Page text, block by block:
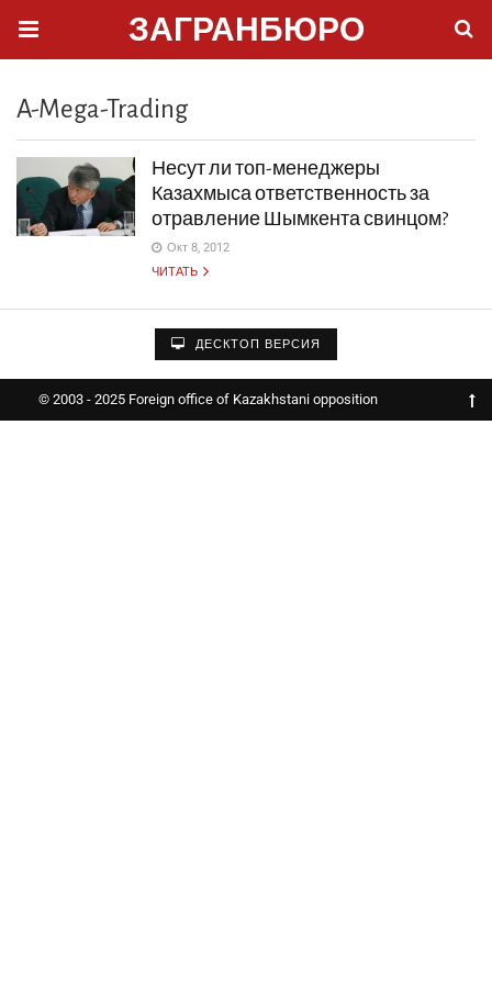
ЗАГРАНБЮРО
A-Mega-Trading
Несут ли топ-менеджеры
Казахмыса ответственность за
отравление Шымкента свинцом?
Окт 8, 2012
ЧИТАТЬ
ДЕСКТОП ВЕРСИЯ
© 2003 - 2025 Foreign office of Kazakhstani opposition